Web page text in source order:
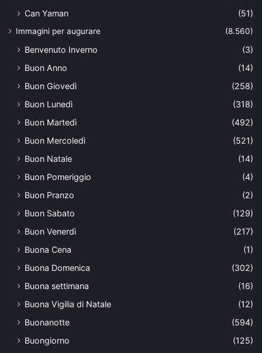
Can Yaman (51)
Immagini per augurare (8.560)
Benvenuto Inverno
(3)
Buon Anno
(14)
Buon Giovedì
(258)
Buon Lunedì
(318)
Buon Martedì
(492)
Buon Mercoledì
(521)
Buon Natale
(14)
Buon Pomeriggio
(4)
Buon Pranzo
(2)
Buon Sabato
(129)
Buon Venerdì
(217)
Buona Cena
(1)
Buona Domenica
(302)
Buona settimana
(16)
Buona Vigilia di Natale
(12)
Buonanotte
(594)
Buongiorno
(125)